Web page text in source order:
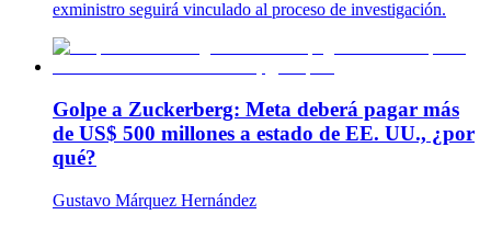
exministro seguirá vinculado al proceso de investigación.
Golpe a Zuckerberg: Meta deberá pagar más
de US$ 500 millones a estado de EE. UU., ¿por
qué?
Gustavo Márquez Hernández